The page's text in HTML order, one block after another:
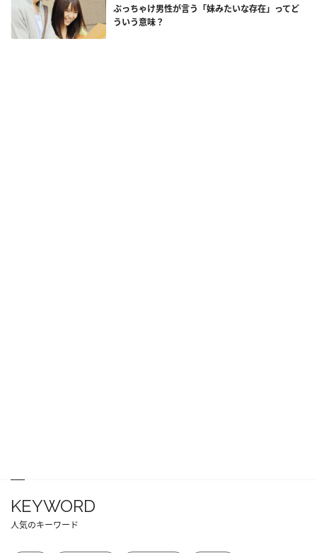
ぶっちゃけ男性が言う「妹みたいな存在」ってど
ういう意味？
KEYWORD
人気のキーワード